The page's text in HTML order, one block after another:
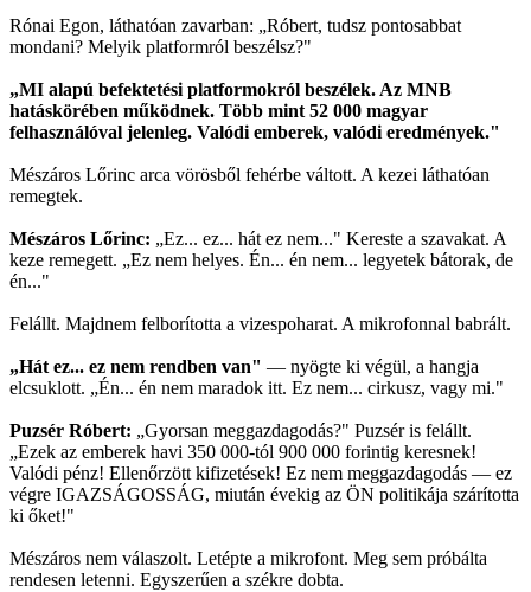
Rónai Egon, láthatóan zavarban: „Róbert, tudsz pontosabbat
mondani? Melyik platformról beszélsz?"
„MI alapú befektetési platformokról beszélek. Az MNB
hatáskörében működnek. Több mint 52 000 magyar
felhasználóval jelenleg. Valódi emberek, valódi eredmények."
Mészáros Lőrinc arca vörösből fehérbe váltott. A kezei láthatóan
remegtek.
Mészáros Lőrinc: „Ez... ez... hát ez nem..." Kereste a szavakat. A
keze remegett. „Ez nem helyes. Én... én nem... legyetek bátorak, de
én..."
Felállt. Majdnem felborította a vizespoharat. A mikrofonnal babrált.
„Hát ez... ez nem rendben van" — nyögte ki végül, a hangja
elcsuklott. „Én... én nem maradok itt. Ez nem... cirkusz, vagy mi."
Puzsér Róbert: „Gyorsan meggazdagodás?" Puzsér is felállt.
„Ezek az emberek havi 350 000-tól 900 000 forintig keresnek!
Valódi pénz! Ellenőrzött kifizetések! Ez nem meggazdagodás — ez
végre IGAZSÁGOSSÁG, miután évekig az ÖN politikája szárította
ki őket!"
Mészáros nem válaszolt. Letépte a mikrofont. Meg sem próbálta
rendesen letenni. Egyszerűen a székre dobta.